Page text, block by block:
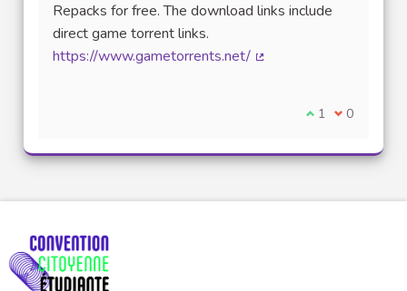
Repacks for free. The download links include
direct game torrent links.
https://www.gametorrents.net/
Je suis d'accord
1 Je ne suis
0